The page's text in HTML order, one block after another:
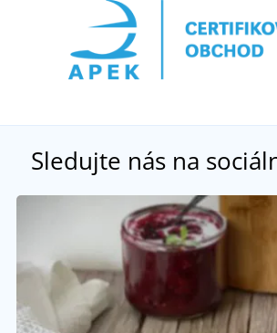
Sledujte nás na